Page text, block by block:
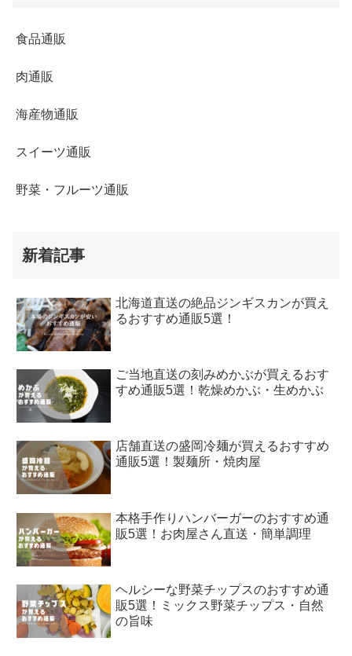
食品通販
肉通販
海産物通販
スイーツ通販
野菜・フルーツ通販
新着記事
北海道直送の絶品ジンギスカンが買え
るおすすめ通販5選！
ご当地直送の刻みめかぶが買えるおす
すめ通販5選！乾燥めかぶ・生めかぶ
店舗直送の盛岡冷麺が買えるおすすめ
通販5選！製麺所・焼肉屋
本格手作りハンバーガーのおすすめ通
販5選！お肉屋さん直送・簡単調理
ヘルシーな野菜チップスのおすすめ通
販5選！ミックス野菜チップス・自然
の旨味